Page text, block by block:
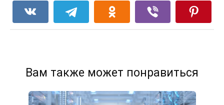
Вам также может понравиться